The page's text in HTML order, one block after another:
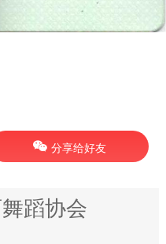
分享给好友
蹈协会